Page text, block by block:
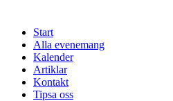
Start
Alla evenemang
Kalender
Artiklar
Kontakt
Tipsa oss